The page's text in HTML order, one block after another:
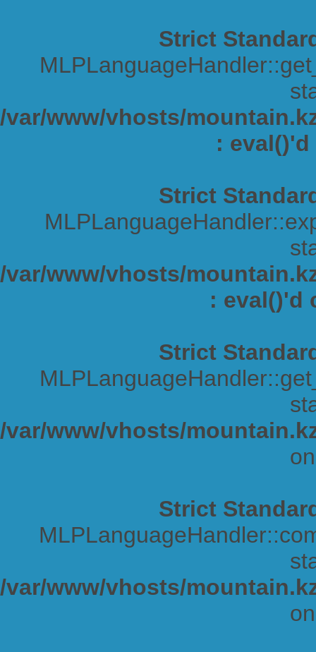
Strict
/var/www/vhosts/
:
Strict
/var/www/vhosts/
: eval()'d
Strict
/var/www/vhosts/
Strict
/var/www/vhosts/